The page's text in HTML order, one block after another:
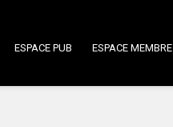
ESPACE PUB ESPACE MEMBRE